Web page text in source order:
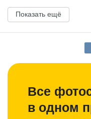
Показать ещё
Все
в одном